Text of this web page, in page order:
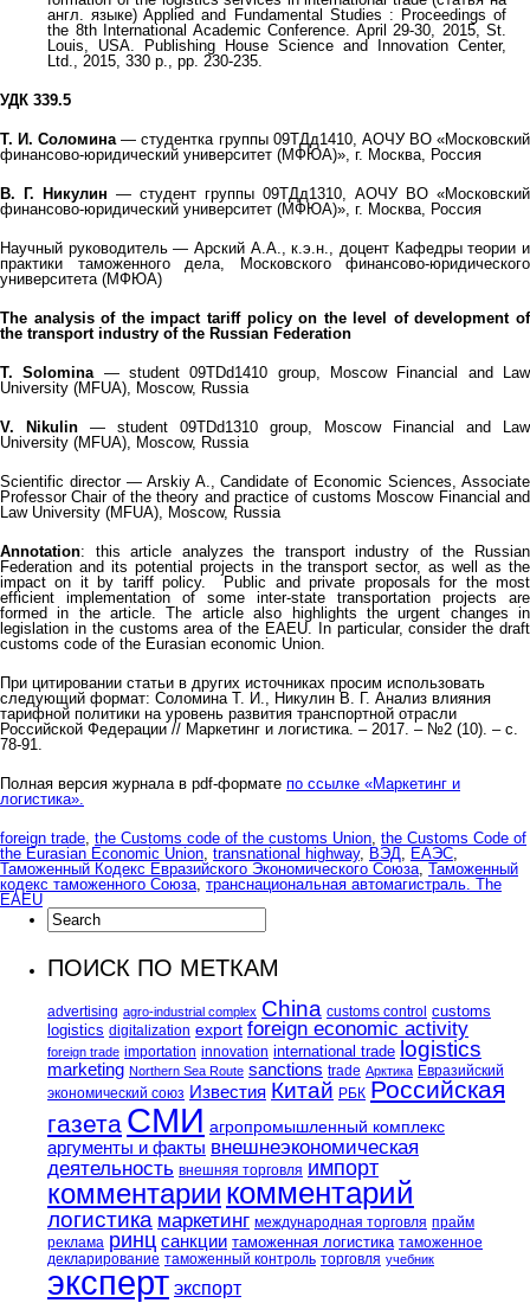
англ. языке) Applied and Fundamental Studies : Proceedings of
the 8th International Academic Conference. April 29-30, 2015, St.
Louis, USA. Publishing House Science and Innovation Center,
Ltd., 2015, 330 p., pp. 230-235.
УДК 339.5
Т. И. Соломина— студентка группы 09ТДд1410, АОЧУ ВО «Московский
финансово-юридический университет (МФЮА)», г. Москва, Россия
В. Г. Никулин — студент группы 09ТДд1310, АОЧУ ВО «Московский
финансово-юридический университет (МФЮА)», г. Москва, Россия
Научный руководитель — Арский А.А., к.э.н., доцент Кафедры теории и
практики таможенного дела, Московского финансово-юридического
университета (МФЮА)
The analysis of the impact tariff policy on the level of development of
the transport industry of the Russian Federation
T. Solomina— student 09TDd1410 group, Moscow Financial and Law
University (MFUA), Moscow, Russia
V. Nikulin — student 09TDd1310 group, Moscow Financial and Law
University (MFUA), Moscow, Russia
Scientific director — Arskiy A., Candidate of Economic Sciences, Associate
Professor Chair of the theory and practice of customs Moscow Financial and
Law University (MFUA), Moscow, Russia
Annotation: this article analyzes the transport industry of the Russian
Federation and its potential projects in the transport sector, as well as the
impact on it by tariff policy. Public and private proposals for the most
efficient implementation of some inter-state transportation projects are
formed in the article. The article also highlights the urgent changes in
legislation in the customs area of the EAEU. In particular, consider the draft
customs code of the Eurasian economic Union.
При цитировании статьи в других источниках просим использовать
следующий формат: Соломина Т. И., Никулин В. Г. Анализ влияния
тарифной политики на уровень развития транспортной отрасли
Российской Федерации // Маркетинг и логистика. – 2017. – №2 (10). – с.
78-91.
Полная версия журнала в pdf-формате по ссылке «Маркетинг и
логистика».
foreign trade, the Customs code of the customs Union, the Customs Code of
the Eurasian Economic Union, transnational highway, ВЭД, ЕАЭС,
Таможенный Кодекс Евразийского Экономического Союза, Таможенный
кодекс таможенного Союза, транснациональная автомагистраль. The
EAEU
ПОИСК ПО МЕТКАМ
advertising agro-industrial complex China customs control customs
logistics digitalization export foreign economic activity
foreign trade importation innovation international trade logistics
marketing Northern Sea Route sanctions trade Арктика Евразийский
экономический союз Известия Китай РБК Российская
газета СМИ агропромышленный комплекс
аргументы и факты внешнеэкономическая
деятельность внешняя торговля импорт
комментарии комментарий
логистика маркетинг международная торговля прайм
реклама ринц санкции таможенная логистика таможенное
декларирование таможенный контроль торговля учебник
эксперт экспорт